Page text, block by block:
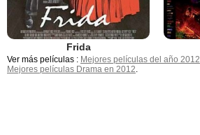
Frida
Ver más películas : Mejores películas del año 2012
Mejores películas Drama en 2012